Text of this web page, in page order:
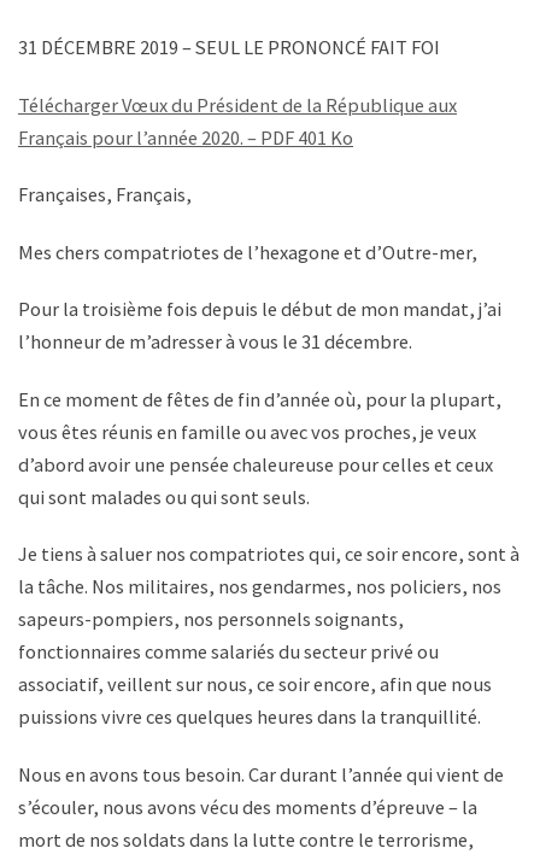
31 DÉCEMBRE 2019 – SEUL LE PRONONCÉ FAIT FOI
Télécharger Vœux du Président de la République aux
Français pour l’année 2020. – PDF 401 Ko
Françaises, Français,
Mes chers compatriotes de l’hexagone et d’Outre-mer,
Pour la troisième fois depuis le début de mon mandat, j’ai
l’honneur de m’adresser à vous le 31 décembre.
En ce moment de fêtes de fin d’année où, pour la plupart,
vous êtes réunis en famille ou avec vos proches, je veux
d’abord avoir une pensée chaleureuse pour celles et ceux
qui sont malades ou qui sont seuls.
Je tiens à saluer nos compatriotes qui, ce soir encore, sont à
la tâche. Nos militaires, nos gendarmes, nos policiers, nos
sapeurs-pompiers, nos personnels soignants,
fonctionnaires comme salariés du secteur privé ou
associatif, veillent sur nous, ce soir encore, afin que nous
puissions vivre ces quelques heures dans la tranquillité.
Nous en avons tous besoin. Car durant l’année qui vient de
s’écouler, nous avons vécu des moments d’épreuve – la
mort de nos soldats dans la lutte contre le terrorisme,